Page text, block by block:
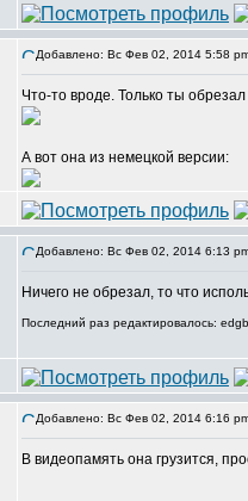
Добавлено: Вс Фев 02, 2014 5:58
Что-то вроде. Только ты
А вот она из немецкой версии:
Добавлено: Вс Фев 02, 2014 6:13
Ничего не обрезал, то что
Последний раз редактировалось:
Добавлено: Вс Фев 02, 2014 6:16
В видеопамять она грузится,